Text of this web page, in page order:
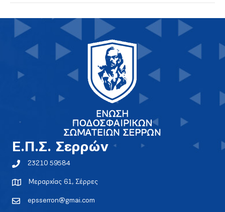
E.Π.Σ. Σερρών
23210 59584
Μεραρχίας 61, Σέρρες
epsserron@gmai.com